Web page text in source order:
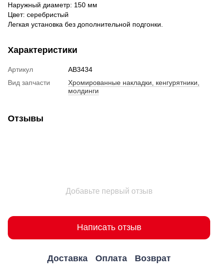
Наружный диаметр: 150 мм
Цвет: серебристый
Легкая установка без дополнительной подгонки.
Характеристики
Артикул
AB3434
Вид запчасти
Хромированные накладки, кенгурятники,
молдинги
Отзывы
Добавьте первый отзыв
Написать отзыв
Доставка Оплата Возврат